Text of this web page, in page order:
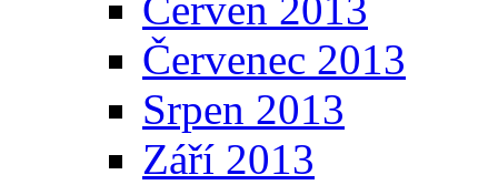
Červenec 2013
Srpen 2013
Září 2013